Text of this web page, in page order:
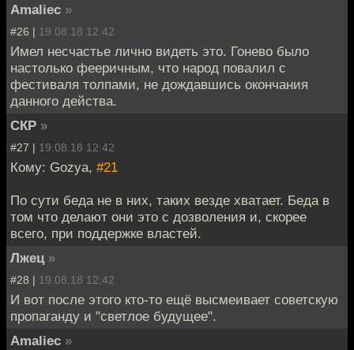
Amaliec »
#26 | 19.08.18 12:42
Имел несчастье лично видеть это. Гонево было
настолько фееричным, что народ повалил с
фестиваля толпами, не дождавшись окончания
данного действа.
СКР »
#27 | 19.08.18 12:42
Кому: Gozya, #21
По сути беда не в них, таких везде хватает. Беда в
том что делают они это с дозволения и, скорее
всего, при поддержке властей.
Лжец »
#28 | 19.08.18 12:42
И вот после этого кто-то ещё высмеивает советскую
пропаганду и "светлое будущее".
Amaliec »